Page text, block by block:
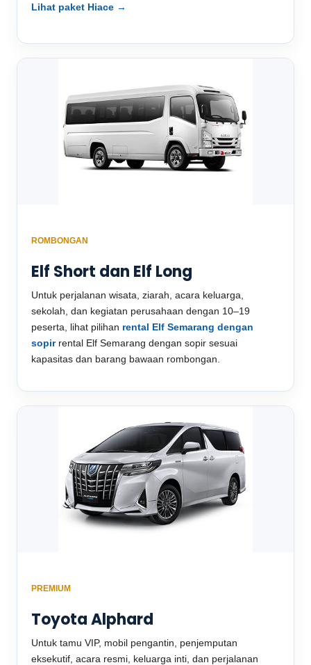
Lihat paket Hiace →
ROMBONGAN
Elf Short dan Elf Long
Untuk perjalanan wisata, ziarah, acara keluarga,
sekolah, dan kegiatan perusahaan dengan 10–19
peserta, lihat pilihan rental Elf Semarang dengan
sopirrental Elf Semarang dengan sopir sesuai
kapasitas dan barang bawaan rombongan.
PREMIUM
Toyota Alphard
Untuk tamu VIP, mobil pengantin, penjemputan
eksekutif, acara resmi, keluarga inti, dan perjalanan